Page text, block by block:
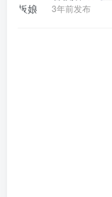
3年前发布